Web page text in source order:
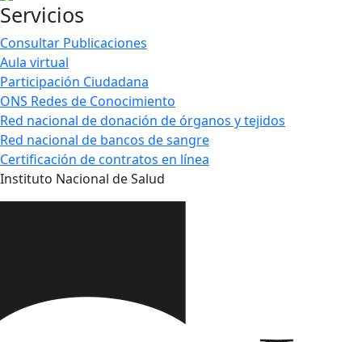
Servicios
Consultar Publicaciones
Aula virtual
Participación Ciudadana
ONS Redes de Conocimiento
Red nacional de donación de órganos y tejidos
Red nacional de bancos de sangre
Certificación de contratos en línea
Instituto Nacional de Salud